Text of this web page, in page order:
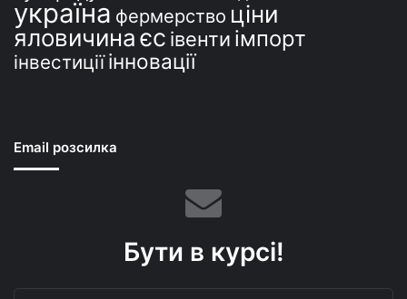
україна фермерство ціни
яловичинаєс івенти імпорт
інвестиції інновації
Email розсилка
Бути в курсі!